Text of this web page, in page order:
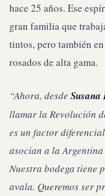
hace 25 años. Ese
gran familia que
tintos, pero también
rosados de alta gama.
“Ahora, desde Susana
llamar la Revolución
es un factor
asocian a la Argentina
Nuestra bodega tiene
avala. Queremos ser